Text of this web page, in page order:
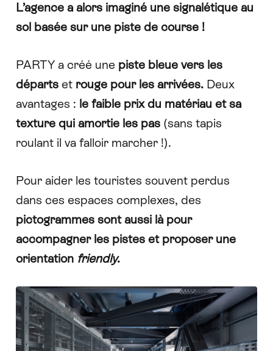
L’agence a alors imaginé une signalétique au
sol basée sur une piste de course !
PARTY a créé une piste bleue vers les
départset rouge pour les arrivées.Deux
avantages : le faible prix du matériau et sa
texture qui amortie les pas(sans tapis
roulant il va falloir marcher !).
Pour aider les touristes souvent perdus
dans ces espaces complexes, des
pictogrammes sont aussi là pour
accompagner les pistes et proposer une
orientation friendly.